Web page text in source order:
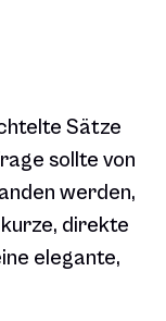
Sätze
sollte von
werden,
direkte
elegante,